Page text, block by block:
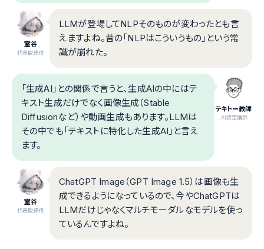
室谷
代表取締役
LLMが登場してNLPそのものが変わったとも言
えますよね。昔の「NLPはこういうもの」という常
識が崩れた。
テキトー教師
.AI認定講師
「生成AI」との関係で言うと、生成AIの中にはテ
キスト生成だけでなく画像生成（Stable
Diffusionなど）や動画生成もあります。LLMは
その中でも「テキストに特化した生成AI」と言え
ます。
室谷
代表取締役
ChatGPT Image（GPT Image 1.5）は画像も生
成できるようになっているので、今やChatGPTは
LLMだけじゃなくマルチモーダルなモデルを使っ
ているんですよね。